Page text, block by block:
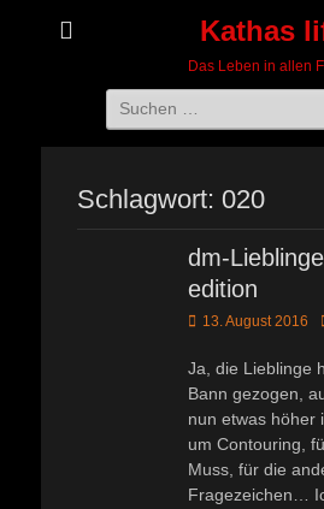
Kathas
Das Leben in allen
Suchen
nach:
Schlagwort: 020
dm-
edition
Veröffentlicht
13. August 2016
Ja, die Lieblinge
Bann gezogen,
nun etwas höher
um Contouring,
Muss, für die
Fragezeichen…